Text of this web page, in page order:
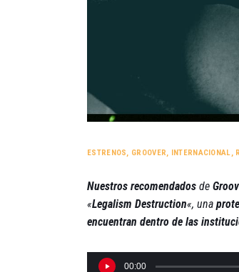
ESTRENOS, GROOVER, INTERNACIONAL,
Nuestros recomendados de
«Legalism Destruction«, una
encuentran dentro de las
00:00